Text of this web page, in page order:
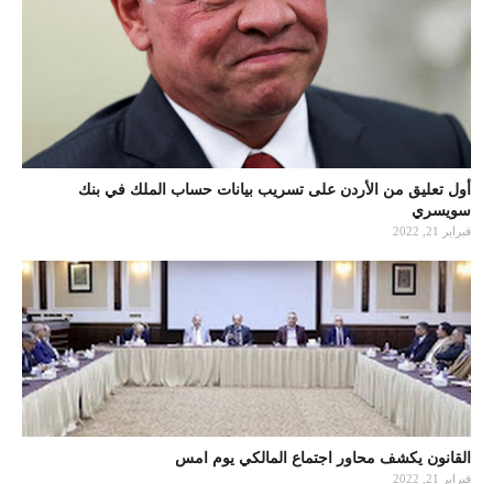
أول تعليق من الأردن على تسريب بيانات حساب الملك في بنك
سويسري
فبراير 21, 2022
القانون يكشف محاور اجتماع المالكي يوم امس
فبراير 21, 2022